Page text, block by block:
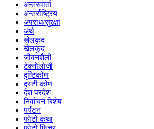
अन्तरवार्ता
अन्तर्राष्ट्रिय
अपराध/सुरक्षा
अर्थ
खेलकुद
खेलकुद
जीवनशैली
टेक्नोलोजी
दृष्टिकोण
दृस्टी कोण
देश परदेश
निर्वाचन बिशेष
पर्यटन
फोटो कथा